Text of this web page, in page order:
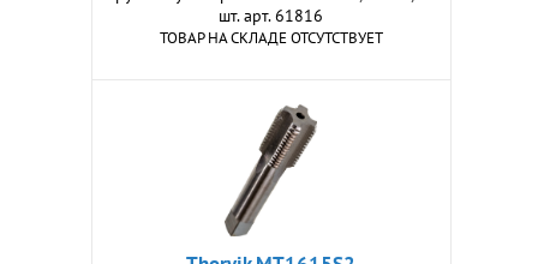
шт. арт. 61816
ТОВАР НА СКЛАДЕ ОТСУТСТВУЕТ